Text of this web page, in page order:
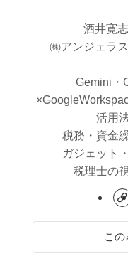
酒井寛
㈱アンジェラ
Gemini・
活用
税務・資金
ガジェット
税理士の
こ